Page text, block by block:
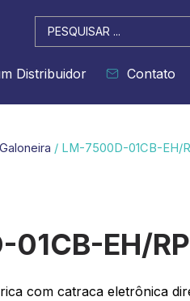
Pesquisar
...
Distribuidor Contato
Galoneira / LM-7500D-01CB-EH/
EH/RP
com catraca eletrônica